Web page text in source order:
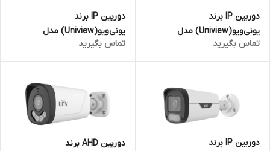
دوربین IP برند
یونی‌ویو(Uniview) مدل
4 مگاپیکسل
تماس بگیرید
دوربین IP برند
یونی‌ویو(Uniview) مدل
مگاپیکسل
تماس بگیرید
دوربین IP برند
دوربین AHD برند